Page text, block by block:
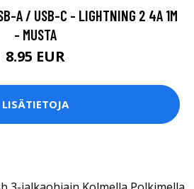
A / USB-C - LIGHTNING 2 4A 1M
- MUSTA
8.95 EUR
LISÄTIETOJA